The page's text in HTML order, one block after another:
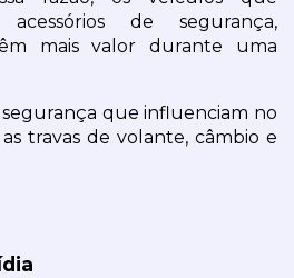
acessórios de segurança,
mais valor durante uma
que influenciam no
travas de volante, câmbio e